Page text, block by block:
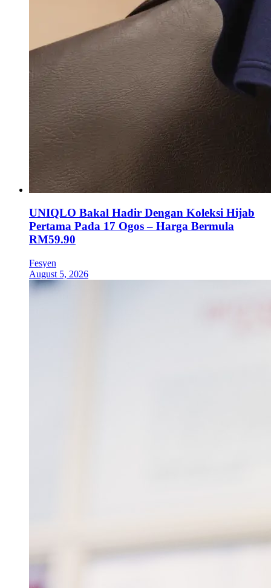
UNIQLO Bakal Hadir Dengan Koleksi Hijab
Pertama Pada 17 Ogos – Harga Bermula
RM59.90
Fesyen
August 5, 2026